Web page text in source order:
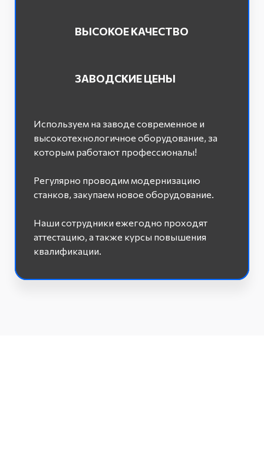
ВЫСОКОЕ КАЧЕСТВО
ЗАВОДСКИЕ ЦЕНЫ
Используем на заводе современное и
высокотехнологичное оборудование, за
которым работают профессионалы!
Регулярно проводим модернизацию
станков, закупаем новое оборудование.
Наши сотрудники ежегодно проходят
аттестацию, а также курсы повышения
квалификации.